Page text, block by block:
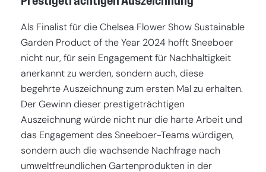
Als Finalist für die Chelsea Flower Show Sustainable
Garden Product of the Year 2024 hofft Sneeboer
nicht nur, für sein Engagement für Nachhaltigkeit
anerkannt zu werden, sondern auch, diese
begehrte Auszeichnung zum ersten Mal zu erhalten.
Der Gewinn dieser prestigeträchtigen
Auszeichnung würde nicht nur die harte Arbeit und
das Engagement des Sneeboer-Teams würdigen,
sondern auch die wachsende Nachfrage nach
umweltfreundlichen Gartenprodukten in der